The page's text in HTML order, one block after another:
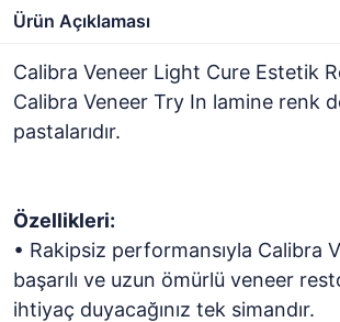
Ürün Açıklaması
Calibra Veneer Light Cure Estetik
Calibra Veneer Try In lamine renk
pastalarıdır.
Özellikleri:
• Rakipsiz performansıyla Calibra
başarılı ve uzun ömürlü veneer
ihtiyaç duyacağınız tek simandır.